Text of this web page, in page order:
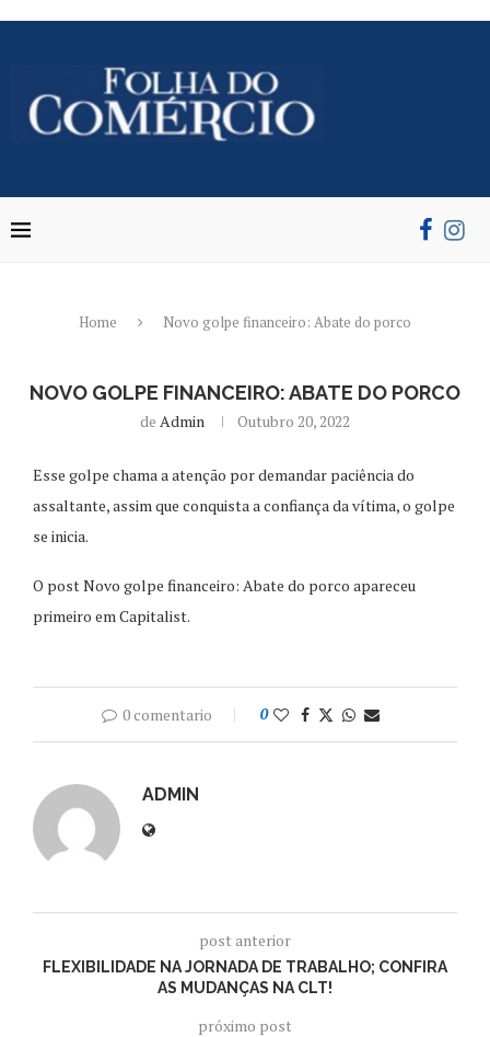
Home Novo golpe financeiro: Abate do porco
NOVO GOLPE FINANCEIRO: ABATE DO PORCO
de Admin Outubro 20, 2022
Esse golpe chama a atenção por demandar paciência do
assaltante, assim que conquista a confiança da vítima, o golpe
se inicia.
O post Novo golpe financeiro: Abate do porco apareceu
primeiro em Capitalist.
0 comentario 0
ADMIN
post anterior
FLEXIBILIDADE NA JORNADA DE TRABALHO; CONFIRA
AS MUDANÇAS NA CLT!
próximo post